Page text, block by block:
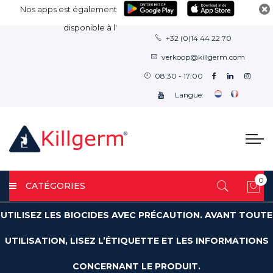
Nos apps est également
disponible à l'
+32 (0)14 44 22 70
verkoop@killgerm.com
08:30 - 17:00
Langue:
CATÉGORIES
0
UTILISEZ LES BIOCIDES AVEC PRÉCAUTION. AVANT TOUTE
UTILISATION, LISEZ L’ÉTIQUETTE ET LES INFORMATIONS
CONCERNANT LE PRODUIT.